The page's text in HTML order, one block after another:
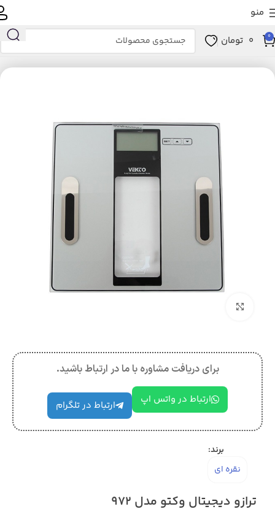
منو
0
0 تومان
خانه زیبایی و سلامت ابزار سلامت تجهیزات پزشکی
برای دریافت مشاوره با ما در ارتباط باشید.
ارتباط در واتس اپ ارتباط در تلگرام
برند:
نقره ای
ترازو دیجیتال وکتو مدل 972